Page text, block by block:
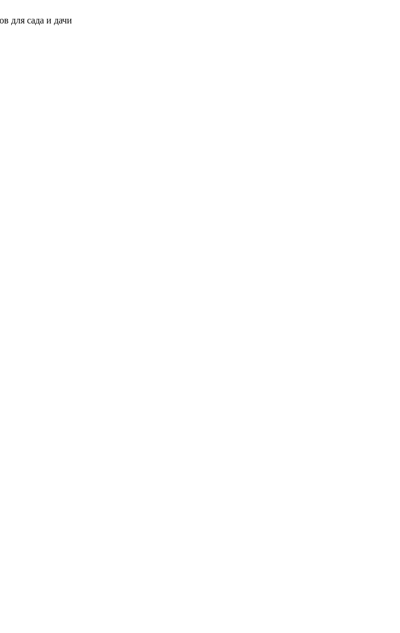
для сада и дачи